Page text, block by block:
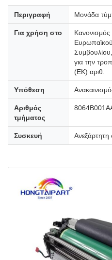
Περιγραφή Μονάδα
Για χρήση στο
Ευρωπαϊκού
για την
(ΕΚ) αριθ.
Υπόθεση
Αριθμός
τμήματος
Συσκευή Ανεξάρτητη